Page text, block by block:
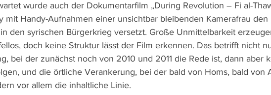
wurde auch der Dokumentarfilm „During Revolution – Fi al-
mit Handy-Aufnahmen einer unsichtbar bleibenden Kamerafrau den
den syrischen Bürgerkrieg versetzt. Große Unmittelbarkeit
doch keine Struktur lässt der Film erkennen. Das betrifft nicht
bei der zunächst noch von 2010 und 2011 die Rede ist, dann aber
und die örtliche Verankerung, bei der bald von Homs, bald von
vor allem die inhaltliche Linie.